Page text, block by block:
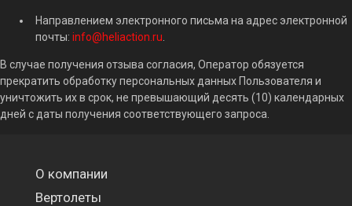
Направлением электронного письма на адрес электронной
почты:info@heliaction.ru
В случае получения отзыва согласия, Оператор обязуется
прекратить обработку персональных данных Пользователя и
уничтожить их в срок, не превышающий десять (10) календарных
дней с даты получения соответствующего запроса.
О компании
Вертолеты